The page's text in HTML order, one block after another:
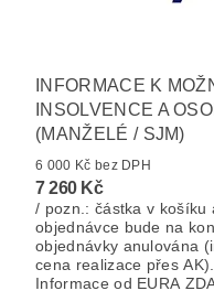
INFORMACE K
INSOLVENCE A
(MANŽELÉ / SJM)
6 000 Kč bez DPH
7 260 Kč
/ pozn.: částka v košíku
objednávce bude na
objednávky anulována
cena realizace přes AK).
Informace od EURA